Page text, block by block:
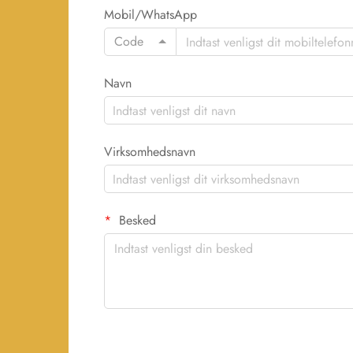
Mobil/WhatsApp
Code
Navn
Virksomhedsnavn
Besked